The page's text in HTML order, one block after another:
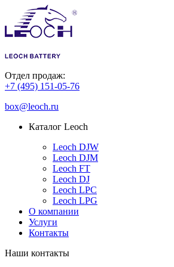
Отдел продаж:
+7 (495) 151-05-76
box@leoch.ru
Каталог Leoch
Leoch DJW
Leoch DJM
Leoch FT
Leoch DJ
Leoch LPC
Leoch LPG
О компании
Услуги
Контакты
Наши контакты